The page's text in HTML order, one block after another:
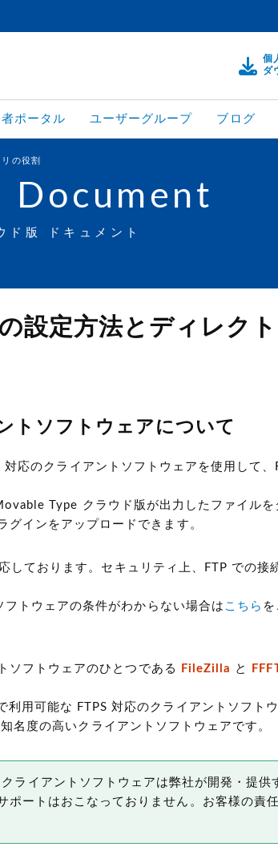
個
ダ
者ポータル ユーザーグループ ブログ
の役割
Document
ド版 ドキュメント
設定方法とディレクト
トソフトウェアについて
応のクライアントソフトウェアを使用して、
Type クラウド版が出力したファイルを
グインをアップロードできます。
しております。セキュリティ上、FTP での接
トウェアの条件がわからない場合は こちら を
ソフトウェアのひとつである FileZilla と
用可能な FTPS 対応のクライアントソフト
名度の高いクライアントソフトウェアです。
ライアントソフトウェアは弊社が開発・提供
ポートはおこなっておりません。お客様の責